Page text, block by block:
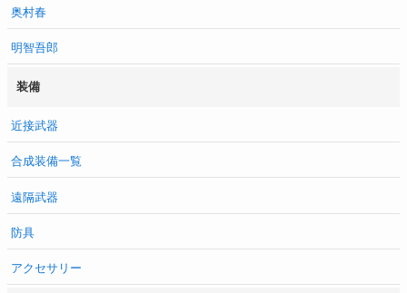
奥村春
明智吾郎
装備
近接武器
合成装備一覧
遠隔武器
防具
アクセサリー